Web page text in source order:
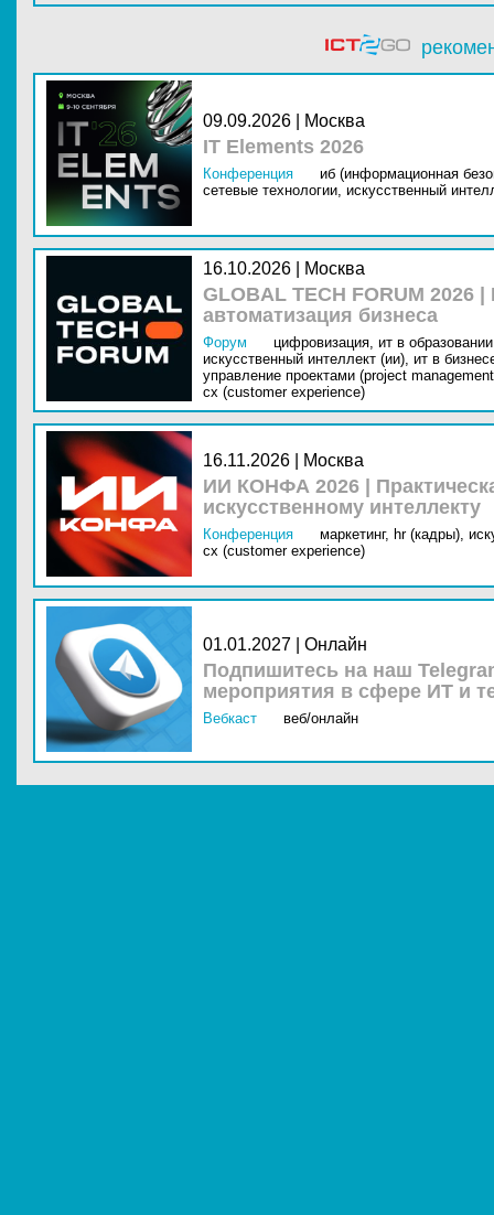
09.09.2026 | Москва
IT Elements 2026
Конференция
иб (информационная
сетевые технологии, искусственный
16.10.2026 | Москва
GLOBAL TECH FORUM
автоматизация бизнеса
Форум цифровизация, ит в
искусственный интеллект (ии), ит в
управление проектами (project
cx (customer experience)
16.11.2026 | Москва
ИИ КОНФА 2026 |
искусственному интеллекту
Конференция маркетинг, hr (кадры),
cx (customer experience)
01.01.2027 | Онлайн
Подпишитесь на наш
мероприятия в сфере ИТ и
Вебкаст веб/онлайн